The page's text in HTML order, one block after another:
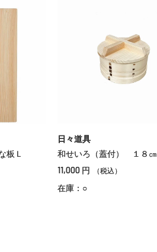
板Ｌ
日々道具
和せいろ（蓋付） １８㎝
11,000 円 （税込）
在庫：○